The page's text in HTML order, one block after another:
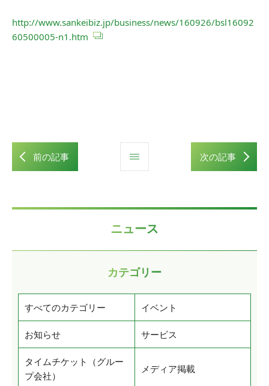
http://www.sankeibiz.jp/business/news/160926/bsl16092
60500005-n1.htm
前の記事 次の記事
ニュース
カテゴリー
すべてのカテゴリー イベント
お知らせ サービス
タイムチケット（グルー
プ会社）
メディア掲載